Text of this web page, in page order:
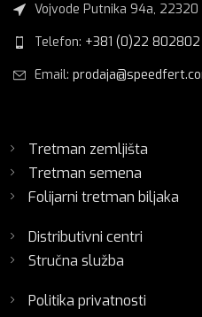
Vojvode Putnika 94a, 22320
Telefon: +381 (0)22 802802
Email:
Tretman zemljišta
Tretman semena
Folijarni tretman biljaka
Distributivni centri
Stručna služba
Politika privatnosti